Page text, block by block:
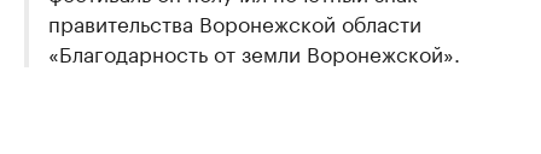
правительства Воронежской области
«Благодарность от земли Воронежской».